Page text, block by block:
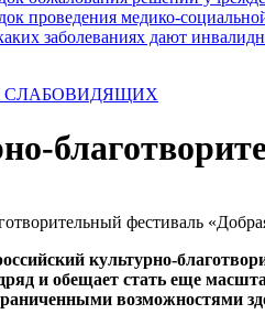
проведения медико-
заболеваниях дают
культурно-
и обещает стать еще
возможностями